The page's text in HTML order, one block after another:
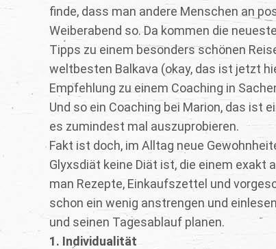
finde, dass man andere Menschen an
Weiberabend so. Da kommen die
Tipps zu einem besonders schönen
weltbesten Balkava (okay, das ist jetzt
Empfehlung zu einem Coaching in
Und so ein Coaching bei Marion, das ist
es zumindest mal auszuprobieren.
Fakt ist doch, im Alltag neue
Glyxsdiät keine Diät ist, die einem
man Rezepte, Einkaufszettel und
schon ein wenig anstrengen und
und seinen Tagesablauf planen.
1. Individualität